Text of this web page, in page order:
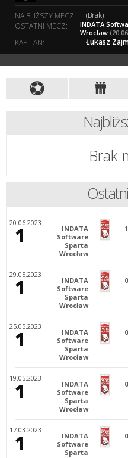
NAJBLIŻSZY MECZ:
(Brak)
OSTATNI MECZ:
INDATA
Wrocław
KAPITAN: Łukasz
Brak
20.06.2023
1
INDATA
Software
Sparta
Wrocław
29.05.2023
1
INDATA
Software
Sparta
Wrocław
0
25.05.2023
1
INDATA
Software
Sparta
Wrocław
0
19.05.2023
1
INDATA
Software
Sparta
Wrocław
0
17.03.2023
1
INDATA
Software
Sparta
0